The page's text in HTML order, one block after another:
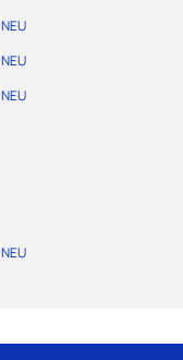
NEU
NEU
NEU
NEU